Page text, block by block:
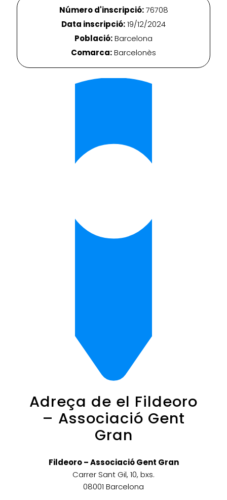
Número d'inscripció:76708
Data inscripció:19/12/2024
Població:Barcelona
Comarca:Barcelonès
Adreça de el Fildeoro
– Associació Gent
Gran
Fildeoro – Associació Gent Gran
Carrer Sant Gil, 10, bxs.
08001 Barcelona